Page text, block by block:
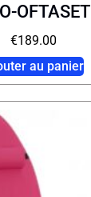
OFTASET
€189.00
au panier